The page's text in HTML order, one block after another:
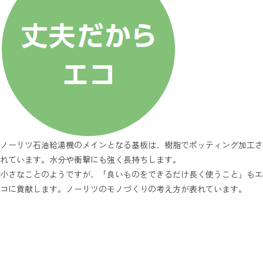
ノーリツ石油給湯機のメインとなる基板は、樹脂でポッティング加工さ
れています。水分や衝撃にも強く長持ちします。
小さなことのようですが、「良いものをできるだけ長く使うこと」もエ
コに貢献します。ノーリツのモノづくりの考え方が表れています。